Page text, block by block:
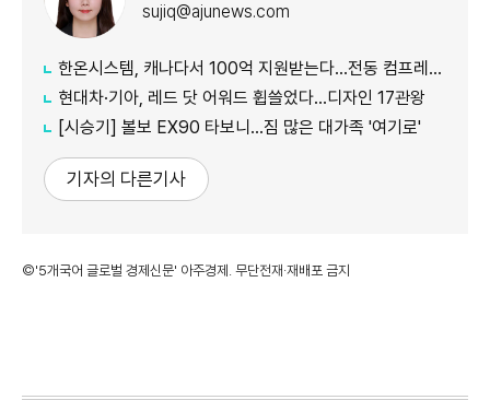
sujiq@ajunews.com
한온시스템, 캐나다서 100억 지원받는다…전동 컴프레서 생산↑
현대차·기아, 레드 닷 어워드 휩쓸었다…디자인 17관왕
[시승기] 볼보 EX90 타보니…짐 많은 대가족 '여기로'
기자의 다른기사
©'5개국어 글로벌 경제신문' 아주경제. 무단전재·재배포 금지